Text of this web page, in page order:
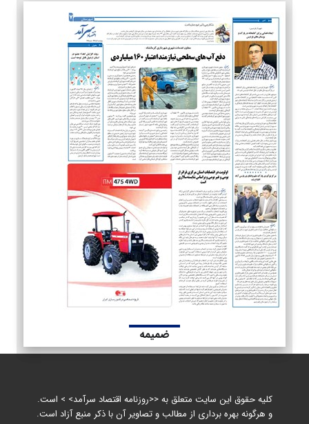
ضمیمه
کلیه حقوق این سایت متعلق به <<روزنامه اقتصاد سرآمد> > است.
و هرگونه بهره برداری از مطالب و تصاویر آن با ذکر منبع آزاد است.